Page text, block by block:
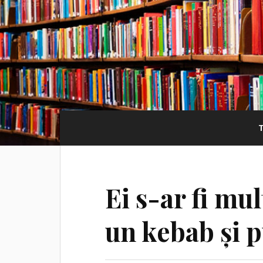
Ei s-ar fi
un kebab și